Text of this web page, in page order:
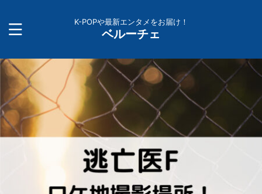
K-POPや最新エンタメをお届け！
ベルーチェ